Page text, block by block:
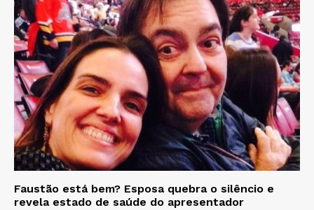
Faustão está bem? Esposa quebra o silêncio e
revela estado de saúde do apresentador